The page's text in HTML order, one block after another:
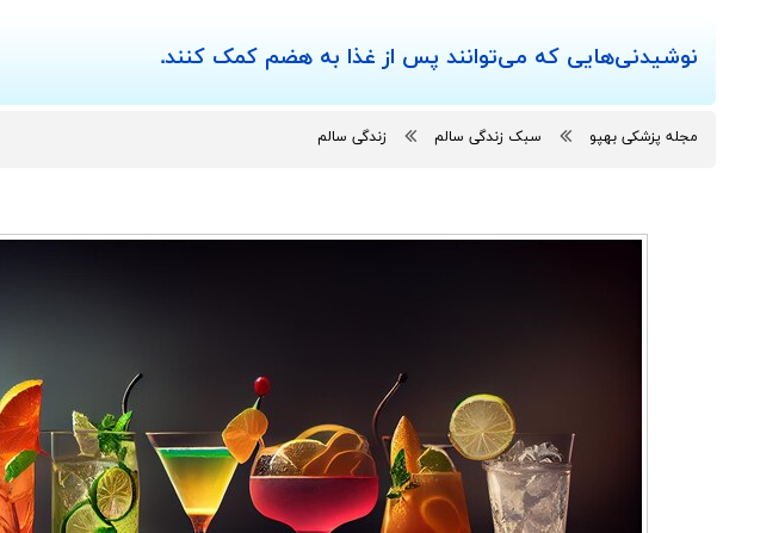
نوشیدنی‌هایی که می‌توانند پس از غذا به هضم کمک کنند.
مجله پزشکی بهپو سبک زندگی سالم زندگی سالم